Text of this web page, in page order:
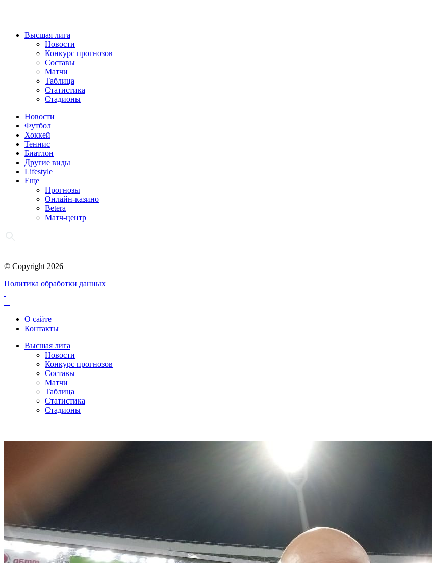
Высшая лига
Новости
Конкурс прогнозов
Составы
Матчи
Таблица
Статистика
Стадионы
Новости
Футбол
Хоккей
Теннис
Биатлон
Другие виды
Lifestyle
Еще
Прогнозы
Онлайн-казино
Betera
Матч-центр
© Copyright 2026
Политика обработки данных
О сайте
Контакты
Высшая лига
Новости
Конкурс прогнозов
Составы
Матчи
Таблица
Статистика
Стадионы